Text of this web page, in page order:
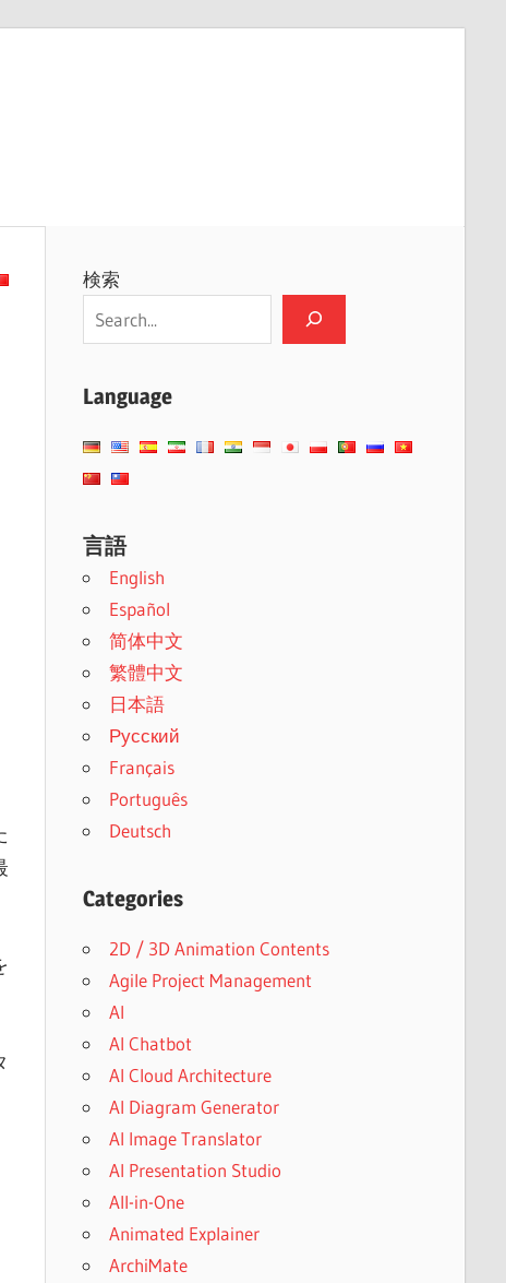
検索
Language
言語
English
Español
简体中文
繁體中文
日本語
Русский
Français
Português
Deutsch
Categories
2D / 3D Animation Contents
Agile Project Management
AI
AI Chatbot
AI Cloud Architecture
AI Diagram Generator
AI Image Translator
AI Presentation Studio
All-in-One
Animated Explainer
ArchiMate